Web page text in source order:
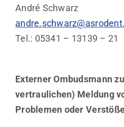
André Schwarz
Tel.: 05341 – 13139 – 21
Externer Ombudsmann
vertraulichen) Meldung
Problemen oder